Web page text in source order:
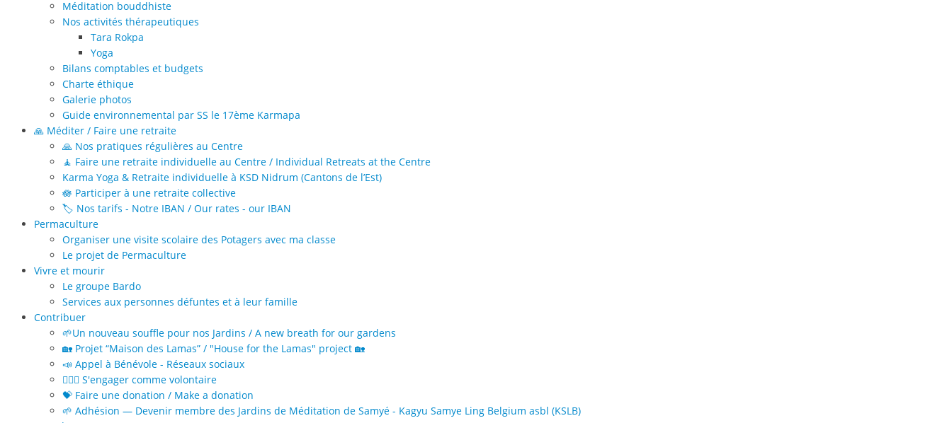
Méditation bouddhiste
Nos activités thérapeutiques
Tara Rokpa
Yoga
Bilans comptables et budgets
Charte éthique
Galerie photos
Guide environnemental par SS le 17ème Karmapa
🙏 Méditer / Faire une retraite
🙏 Nos pratiques régulières au Centre
🧘 Faire une retraite individuelle au Centre / Individual Retreats at the Centre
Karma Yoga & Retraite individuelle à KSD Nidrum (Cantons de l’Est)
🪷 Participer à une retraite collective
🏷️ Nos tarifs - Notre IBAN / Our rates - our IBAN
Permaculture
Organiser une visite scolaire des Potagers avec ma classe
Le projet de Permaculture
Vivre et mourir
Le groupe Bardo
Services aux personnes défuntes et à leur famille
Contribuer
🌱Un nouveau souffle pour nos Jardins / A new breath for our gardens
🏡 Projet “Maison des Lamas” / "House for the Lamas" project 🏡
📣 Appel à Bénévole - Réseaux sociaux
🙋🏻‍♀️ S'engager comme volontaire
💝 Faire une donation / Make a donation
🌱 Adhésion — Devenir membre des Jardins de Méditation de Samyé - Kagyu Samye Ling Belgium asbl (KSLB)